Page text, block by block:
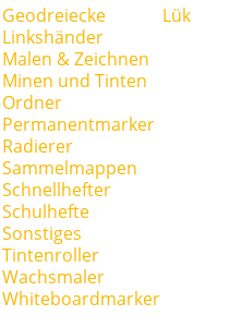
Geodreiecke
Linkshänder
Malen & Zeichnen
Minen und Tinten
Ordner
Permanentmarker
Radierer
Sammelmappen
Schnellhefter
Schulhefte
Sonstiges
Tintenroller
Wachsmaler
Whiteboardmarker
Lük